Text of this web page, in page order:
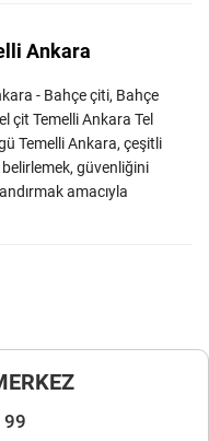
Ankara
- Bahçe çiti, Bahçe
çit Temelli Ankara Tel
Temelli Ankara, çeşitli
güvenliğini
amacıyla
99